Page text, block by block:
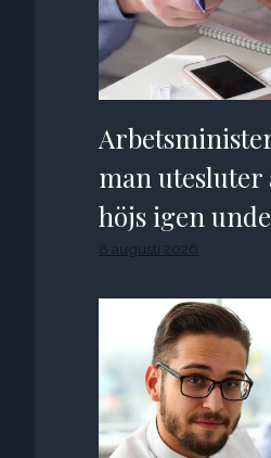
man
höjs igen
8 augusti 2026